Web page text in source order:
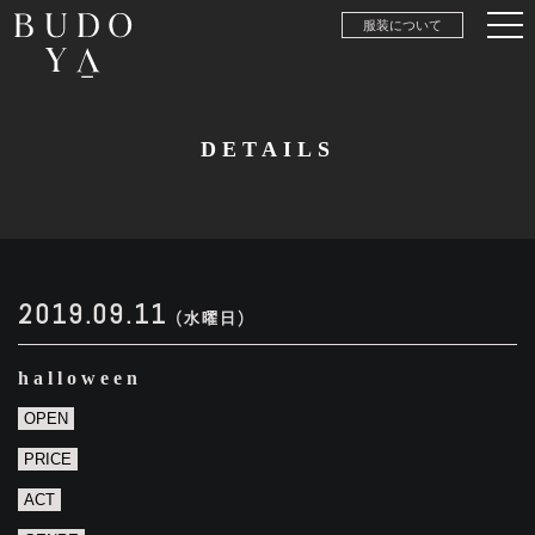
服装について
DETAILS
2019.09.11 (水曜日)
halloween
OPEN
PRICE
ACT